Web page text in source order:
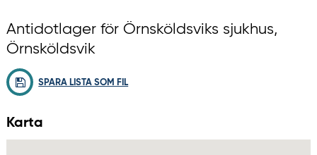
Antidotlager för Örnsköldsviks sjukhus,
Örnsköldsvik
SPARA LISTA SOM FIL
Karta